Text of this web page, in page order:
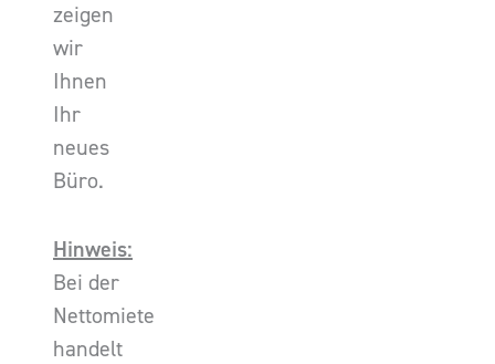
zeigen
wir
Ihnen
Ihr
neues
Büro.
Hinweis:
Bei der
Nettomiete
handelt